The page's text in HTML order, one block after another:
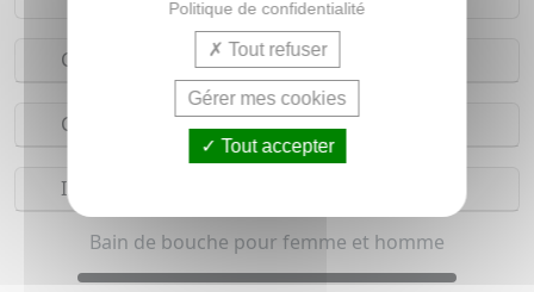
Conseils d'utilisation
Composition
Indications
Bain de bouche pour femme et homme
Politique de confidentialité
Tout refuser
Gérer mes cookies
Tout accepter